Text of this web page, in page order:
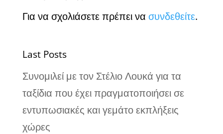
Για να σχολιάσετε πρέπει να συνδεθείτε.
Last Posts
Συνομιλεί με τον Στέλιο Λουκά για τα
ταξίδια που έχει πραγματοποιήσει σε
εντυπωσιακές και γεμάτο εκπλήξεις
χώρες